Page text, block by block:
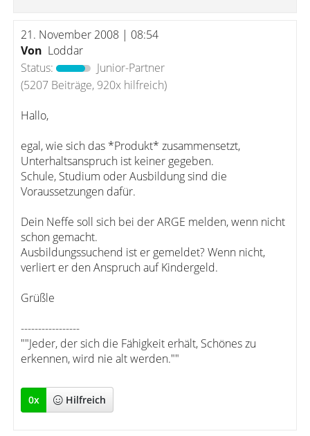
21. November 2008 | 08:54
Von Loddar
Status:
Junior-Partner
(5207 Beiträge, 920x hilfreich)
Hallo,
egal, wie sich das *Produkt* zusammensetzt,
Unterhaltsanspruch ist keiner gegeben.
Schule, Studium oder Ausbildung sind die
Voraussetzungen dafür.
Dein Neffe soll sich bei der ARGE melden, wenn nicht
schon gemacht.
Ausbildungssuchend ist er gemeldet? Wenn nicht,
verliert er den Anspruch auf Kindergeld.
Grüßle
-----------------
""Jeder, der sich die Fähigkeit erhält, Schönes zu
erkennen, wird nie alt werden.""
0x Hilfreich